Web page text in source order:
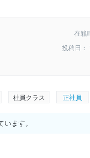
在籍
投稿日：
社員クラス 正社員
ます。